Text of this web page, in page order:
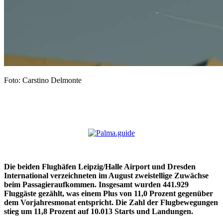
Foto: Carstino Delmonte
Die beiden Flughäfen Leipzig/Halle Airport und Dresden
International verzeichneten im August zweistellige Zuwächse
beim Passagieraufkommen. Insgesamt wurden 441.929
Fluggäste gezählt, was einem Plus von 11,0 Prozent gegenüber
dem Vorjahresmonat entspricht. Die Zahl der Flugbewegungen
stieg um 11,8 Prozent auf 10.013 Starts und Landungen.